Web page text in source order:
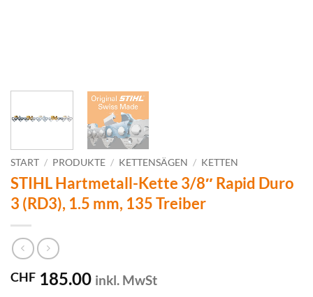
START / PRODUKTE / KETTENSÄGEN / KETTEN
STIHL Hartmetall-Kette 3/8″ Rapid Duro
3 (RD3), 1.5 mm, 135 Treiber
CHF 185.00 inkl. MwSt